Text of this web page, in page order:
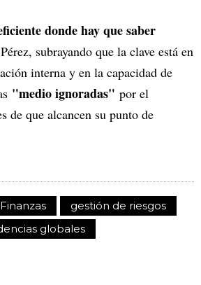
donde hay que saber
subrayando que la clave está en
interna y en la capacidad de
"medio ignoradas" por el
de que alcancen su punto de
Finanzas
gestión de riesgos
globales